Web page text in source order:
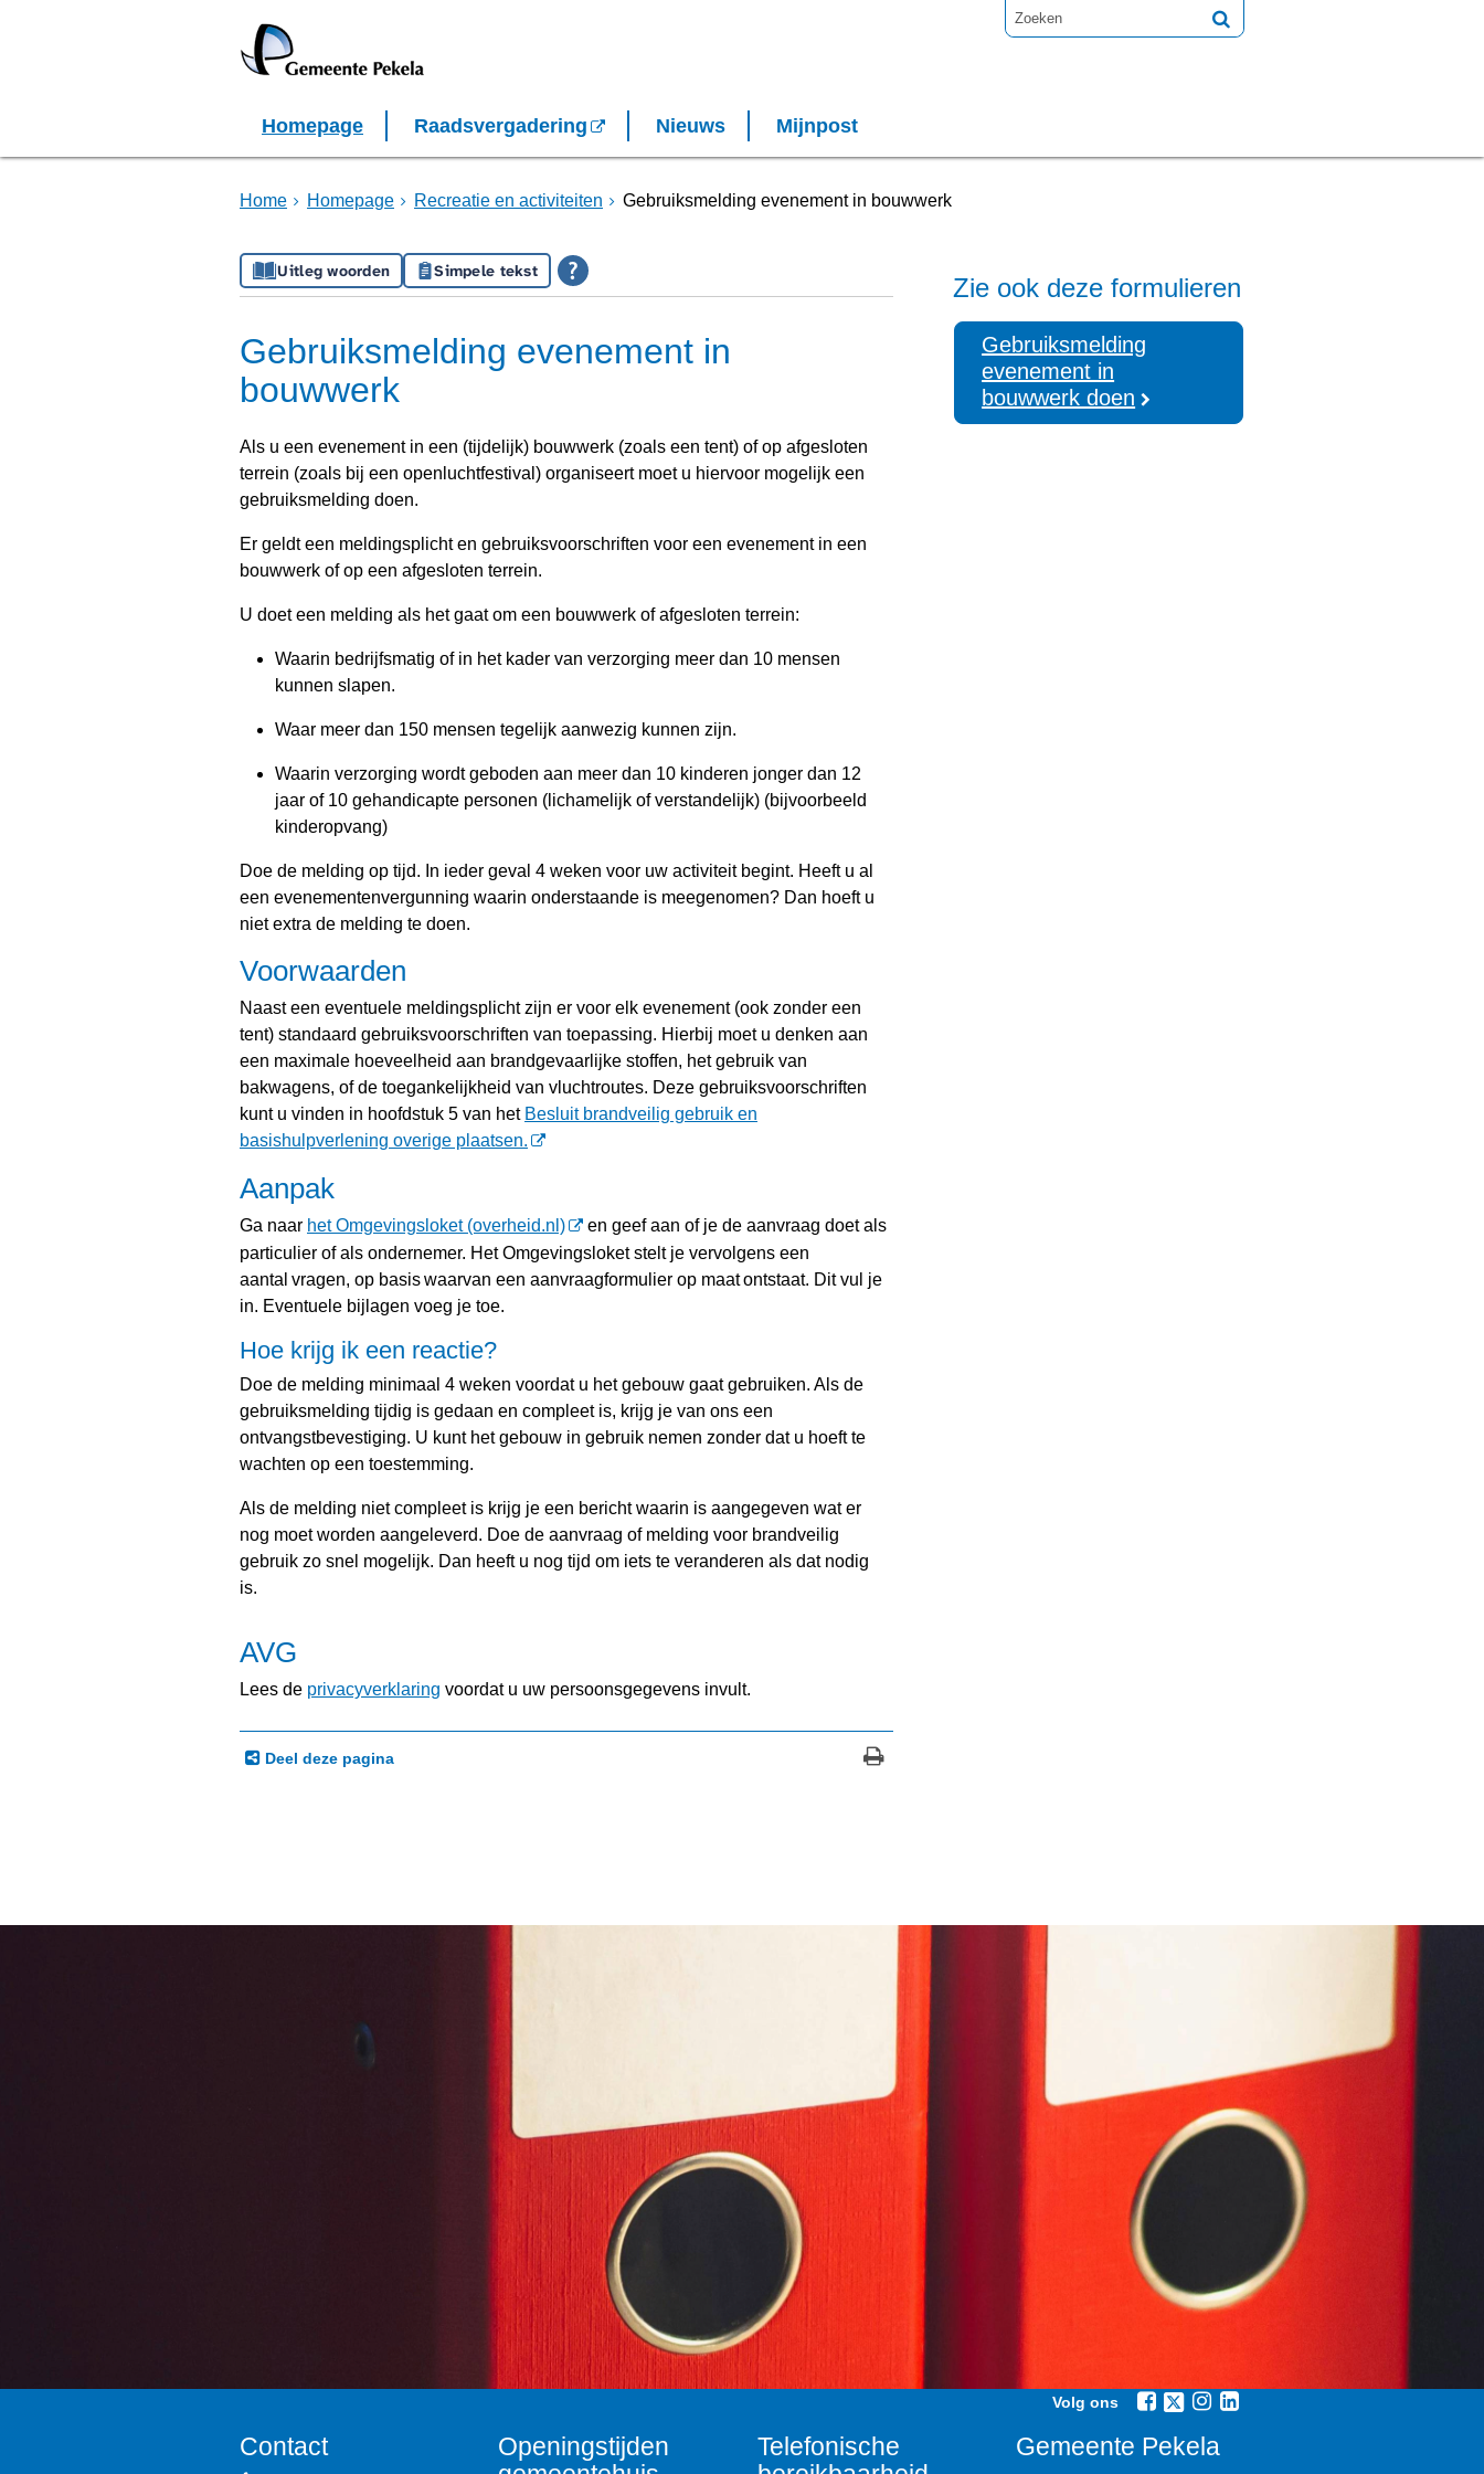
Homepage Raadsvergadering Nieuws Mijnpost
Home Homepage Recreatie en activiteiten Gebruiksmelding evenement in bouwwerk
Uitleg woorden Simpele tekst
Gebruiksmelding evenement in
bouwwerk
Als u een evenement in een (tijdelijk) bouwwerk (zoals een tent) of op afgesloten
terrein (zoals bij een openluchtfestival) organiseert moet u hiervoor mogelijk een
gebruiksmelding doen.
Er geldt een meldingsplicht en gebruiksvoorschriften voor een evenement in een
bouwwerk of op een afgesloten terrein.
U doet een melding als het gaat om een bouwwerk of afgesloten terrein:
Waarin bedrijfsmatig of in het kader van verzorging meer dan 10 mensen
kunnen slapen.
Waar meer dan 150 mensen tegelijk aanwezig kunnen zijn.
Waarin verzorging wordt geboden aan meer dan 10 kinderen jonger dan 12
jaar of 10 gehandicapte personen (lichamelijk of verstandelijk) (bijvoorbeeld
kinderopvang)
Doe de melding op tijd. In ieder geval 4 weken voor uw activiteit begint. Heeft u al
een evenementenvergunning waarin onderstaande is meegenomen? Dan hoeft u
niet extra de melding te doen.
Voorwaarden
Naast een eventuele meldingsplicht zijn er voor elk evenement (ook zonder een
tent) standaard gebruiksvoorschriften van toepassing. Hierbij moet u denken aan
een maximale hoeveelheid aan brandgevaarlijke stoffen, het gebruik van
bakwagens, of de toegankelijkheid van vluchtroutes. Deze gebruiksvoorschriften
kunt u vinden in hoofdstuk 5 van het Besluit brandveilig gebruik en
basishulpverlening overige plaatsen.
Aanpak
Ga naar het Omgevingsloket (overheid.nl)
en geef aan of je de aanvraag doet als
particulier of als ondernemer. Het Omgevingsloket stelt je vervolgens een
aantal vragen, op basis waarvan een aanvraagformulier op maat ontstaat. Dit vul je
in. Eventuele bijlagen voeg je toe.
Hoe krijg ik een reactie?
Doe de melding minimaal 4 weken voordat u het gebouw gaat gebruiken. Als de
gebruiksmelding tijdig is gedaan en compleet is, krijg je van ons een
ontvangstbevestiging. U kunt het gebouw in gebruik nemen zonder dat u hoeft te
wachten op een toestemming.
Als de melding niet compleet is krijg je een bericht waarin is aangegeven wat er
nog moet worden aangeleverd. Doe de aanvraag of melding voor brandveilig
gebruik zo snel mogelijk. Dan heeft u nog tijd om iets te veranderen als dat nodig
is.
AVG
Lees de privacyverklaring voordat u uw persoonsgegevens invult.
Deel deze pagina
Zie ook deze formulieren
Gebruiksmelding
evenement in
bouwwerk doen
Volg ons
Contact
Openingstijden
Telefonische
Gemeente Pekela